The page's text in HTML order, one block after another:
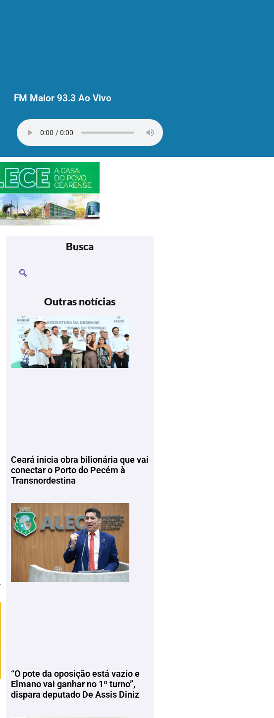
FM Maior 93.3 Ao Vivo
Busca
Outras notícias
Ceará inicia obra bilionária que vai
conectar o Porto do Pecém à
Transnordestina
“O pote da oposição está vazio e
Elmano vai ganhar no 1º turno”,
dispara deputado De Assis Diniz